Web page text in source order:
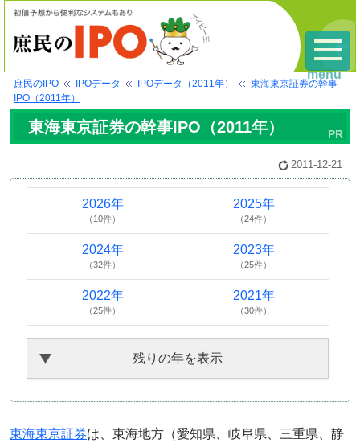
庶民のIPO IPOデータ IPOデータ（2011年）
東海東京証券の幹事
IPO（2011年）
東海東京証券の幹事IPO（2011年）
2011-12-21
2026年
（10件）
2025年
（24件）
2024年
（32件）
2023年
（25件）
2022年
（25件）
2021年
（30件）
残りの年を表示
東海東京証券は、東海地方（愛知県、岐阜県、三重県、静
menu